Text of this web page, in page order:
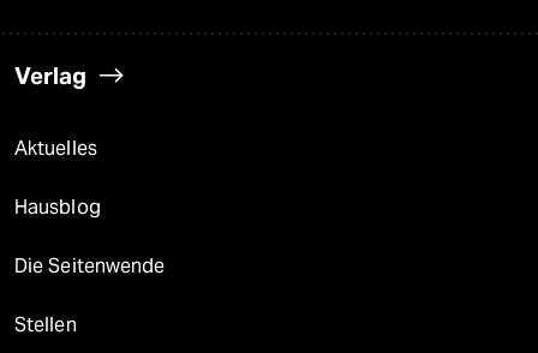
Verlag
Aktuelles
Hausblog
Die Seitenwende
Stellen